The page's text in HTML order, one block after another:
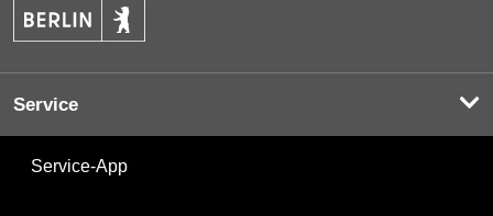
Service
Service-App